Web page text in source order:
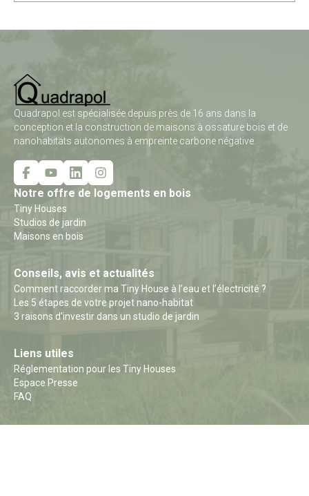
Quadrapol est spécialisée depuis près de 16 ans dans la
conception et la construction de maisons à ossature bois et de
nanohabitats autonomes à empreinte carbone négative.
Notre offre de logements en bois
Tiny Houses
Studios de jardin
Maisons en bois
Conseils, avis et actualités
Comment raccorder ma Tiny House à l’eau et l’électricité ?
Les 5 étapes de votre projet nano-habitat
3 raisons d'investir dans un studio de jardin
Liens utiles
Réglementation pour les Tiny Houses
Espace Presse
FAQ